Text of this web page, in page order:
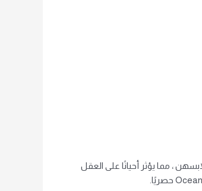
، مما يؤثر أحيانًا على العقل